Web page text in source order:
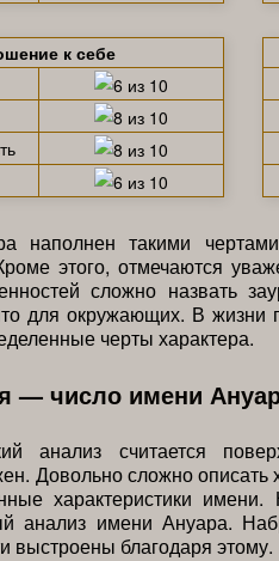
к себе
наполнен такими
этого, отмечаются
сложно назвать
для окружающих. В жизни
черты характера.
— число имени
анализ считается
Довольно сложно описать
характеристики
анализ имени Ануара.
выстроены благодаря этому.